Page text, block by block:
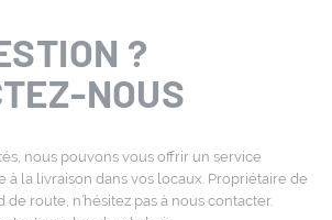
?
NOUS
nous pouvons vous offrir un service
à la livraison dans vos locaux. Propriétaire de
de route, n’hésitez pas à nous contacter.